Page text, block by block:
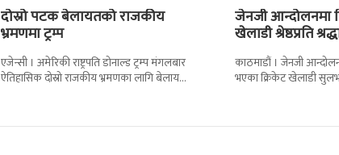
दोस्रो पटक बेलायतको राजकीय
भ्रमणमा ट्रम्प
एजेन्सी । अमेरिकी राष्ट्रपति डोनाल्ड ट्रम्प मंगलबार
ऐतिहासिक दोस्रो राजकीय भ्रमणका लागि बेलायत
जेनजी आन्दोलनमा
खेलाडी श्रेष्ठप्रति
काठमाडौं । जेनजी
भएका क्रिकेट खेलाडी